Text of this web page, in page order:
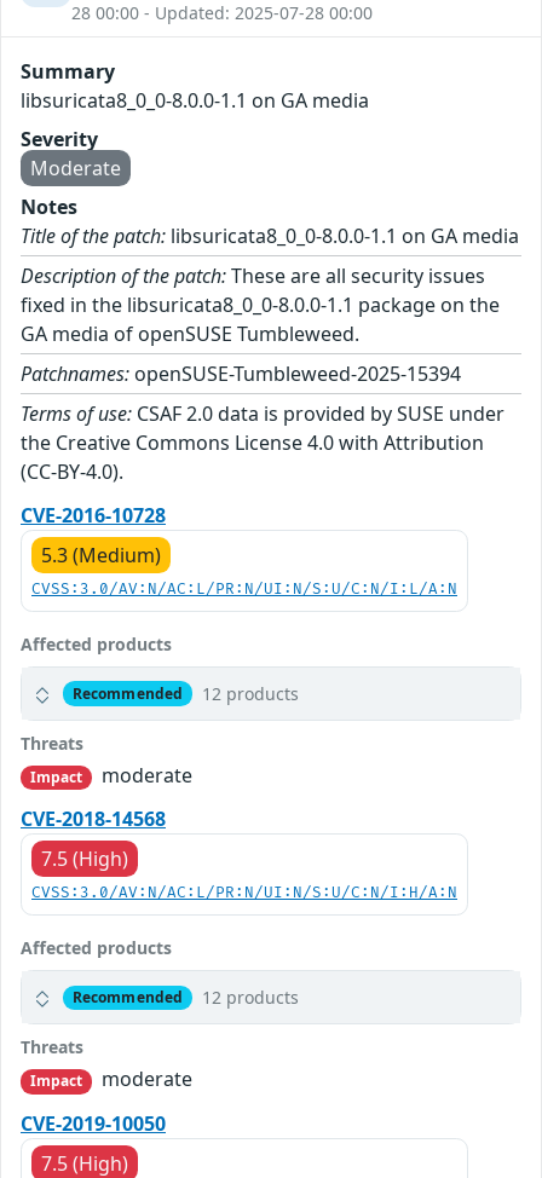
28 00:00 - Updated: 2025-07-28 00:00
Summary
libsuricata8_0_0-8.0.0-1.1 on GA media
Severity
Moderate
Notes
Title of the patch: libsuricata8_0_0-8.0.0-1.1 on GA media
Description of the patch:These are all security issues
fixed in the libsuricata8_0_0-8.0.0-1.1 package on the
GA media of openSUSE Tumbleweed.
Patchnames: openSUSE-Tumbleweed-2025-15394
Terms of use: CSAF 2.0 data is provided by SUSE under
the Creative Commons License 4.0 with Attribution
(CC-BY-4.0).
CVE-2016-10728
5.3 (Medium)
CVSS:3.0/AV:N/AC:L/PR:N/UI:N/S:U/C:N/I:L/A:N
Affected products
Recommended 12 products
Threats
Impact
moderate
CVE-2018-14568
7.5 (High)
CVSS:3.0/AV:N/AC:L/PR:N/UI:N/S:U/C:N/I:H/A:N
Affected products
Recommended 12 products
Threats
Impact
moderate
CVE-2019-10050
7.5 (High)